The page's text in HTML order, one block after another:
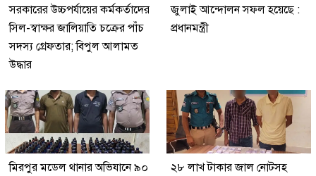
সরকারের উচ্চপর্যায়ের কর্মকর্তাদের
সিল-স্বাক্ষর জালিয়াতি চক্রের পাঁচ
সদস্য গ্রেফতার; বিপুল আলামত
উদ্ধার
জুলাই আন্দোলন সফল হয়েছে :
প্রধানমন্ত্রী
মিরপুর মডেল থানার অভিযানে ৯০
২৮ লাখ টাকার জাল নোটসহ